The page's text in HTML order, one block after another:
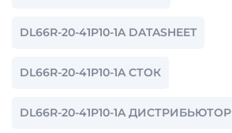
DL66R-20-41P10-1A DATASHEET
DL66R-20-41P10-1A СТОК
DL66R-20-41P10-1A ДИСТРИБЬЮТОР